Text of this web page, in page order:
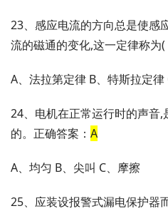
23、感应电流的方向总是使感
流的磁通的变化,这一定律称为(
A、法拉第定律 B、特斯拉定律
24、电机在正常运行时的声音
的。正确答案： A
A、均匀 B、尖叫 C、摩擦
25、应装设报警式漏电保护器